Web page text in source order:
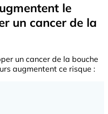
le
un cancer de la
un cancer de la bouche
augmentent ce risque :